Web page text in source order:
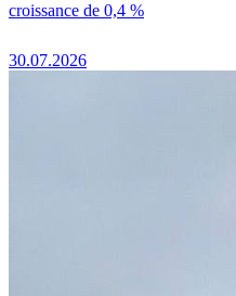
croissance de 0,4 %
30.07.2026